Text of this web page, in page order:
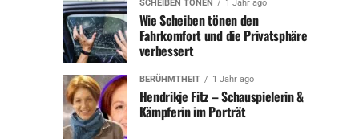
treibende Kraft hinter lokalen Initiativen, die sich für
soziale Gerechtigkeit und Umweltfragen einsetzten.
Ein besonderes Projekt, das Nicole in ihrer Gemeinde ins
Leben rief, war ein Bildungsprogramm für benachteiligte
Kinder. Sie erkannte, dass viele Kinder nicht die gleichen
Chancen hatten wie andere, und wollte dies ändern. Sie
SCHEIBEN TÖNEN 1 Jahr ago
Wie Scheiben tönen den
Fahrkomfort und die Privatsphäre
verbessert
BERÜHMTHEIT 1 Jahr ago
Hendrikje Fitz – Schauspielerin &
Kämpferin im Porträt